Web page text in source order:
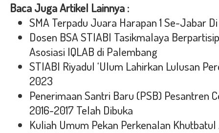
Baca Juga Artikel Lainnya :
SMA Terpadu Juara Harapan 1 Se-Jabar
Dosen BSA STIABI Tasikmalaya
Asosiasi IQLAB di Palembang
STIABI Riyadul ‘Ulum Lahirkan Lulusan
2023
Penerimaan Santri Baru (PSB) Pesantren
2016-2017 Telah Dibuka
Kuliah Umum Pekan Perkenalan